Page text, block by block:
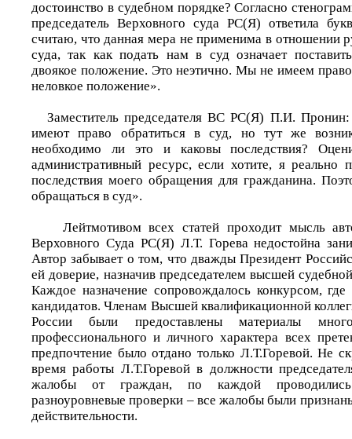
достоинство в судебном порядке? Согласно
председатель Верховного суда РС(Я) ответила
считаю, что данная мера не применима в отношении
суда, так как подать нам в суд означает
двоякое положение. Это неэтично. Мы не имеем право
неловкое положение».
Заместитель председателя ВС РС(Я) П.И. Пронин:
имеют право обратиться в суд, но тут же
необходимо ли это и каковы последствия?
административный ресурс, если хотите, я реально
последствия моего обращения для гражданина.
обращаться в суд».
Лейтмотивом всех статей проходит мысль
Верховного Суда РС(Я) Л.Т. Горева недостойна
Автор забывает о том, что дважды Президент
ей доверие, назначив председателем высшей
Каждое назначение сопровождалось конкурсом, где
кандидатов. Членам Высшей квалификационной
России были предоставлены материалы
профессионального и личного характера всех
предпочтение было отдано только Л.Т.Горевой. Не
время работы Л.Т.Горевой в должности
жалобы от граждан, по каждой
разноуровневые проверки – все жалобы были
действительности.